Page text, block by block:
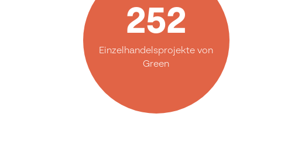
252
Einzelhandelsprojekte von
Green